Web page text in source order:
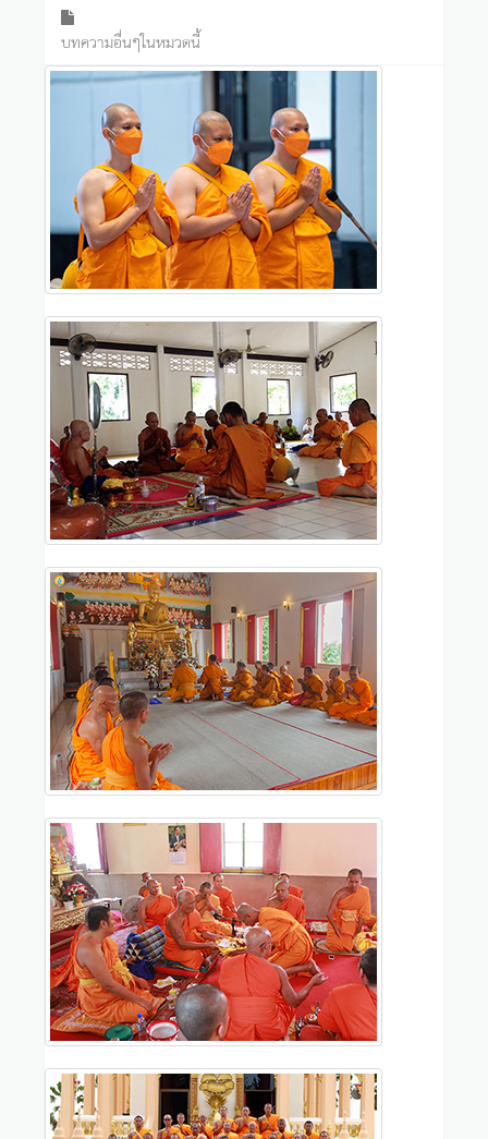
บทความอื่นๆในหมวดนี้